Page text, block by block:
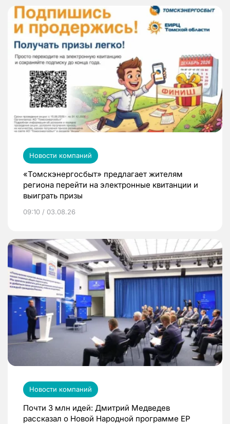
Новости компаний
«Томскэнергосбыт» предлагает жителям
региона перейти на электронные квитанции и
выиграть призы
09:10 / 03.08.26
Новости компаний
Почти 3 млн идей: Дмитрий Медведев
рассказал о Новой Народной программе ЕР